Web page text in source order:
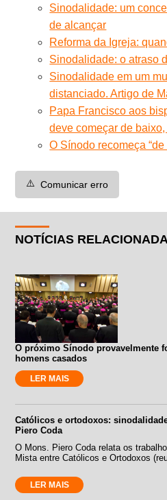
Sinodalidade: um
de alcançar
Reforma da Igreja:
Sinodalidade: o atraso
Sinodalidade em um
distanciado. Artigo de
Papa Francisco aos
deve começar de
O Sínodo recomeça “de
⚠️ Comunicar erro
NOTÍCIAS
O próximo Sínodo provavelmente
homens casados
LER MAIS
Católicos e ortodoxos:
Piero Coda
O Mons. Piero Coda relata os
Mista entre Católicos e Ortodoxos
LER MAIS